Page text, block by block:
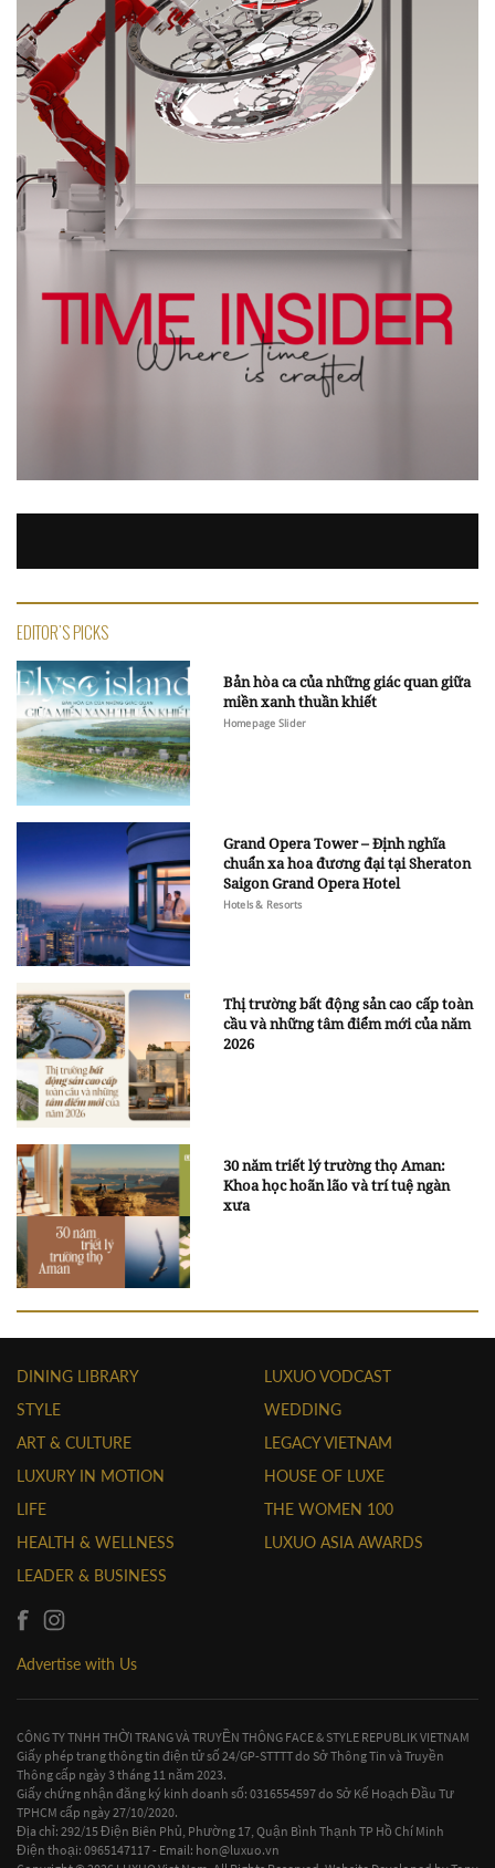
EDITOR'S PICKS
Bản hòa ca của những giác quan giữa
miền xanh thuần khiết
Homepage Slider
Grand Opera Tower – Định nghĩa
chuẩn xa hoa đương đại tại Sheraton
Saigon Grand Opera Hotel
Hotels & Resorts
Thị trường bất động sản cao cấp toàn
cầu và những tâm điểm mới của năm
2026
30 năm triết lý trường thọ Aman:
Khoa học hoãn lão và trí tuệ ngàn
xưa
DINING LIBRARY
STYLE
ART & CULTURE
LUXURY IN MOTION
LIFE
HEALTH & WELLNESS
LEADER & BUSINESS
LUXUO VODCAST
WEDDING
LEGACY VIETNAM
HOUSE OF LUXE
THE WOMEN 100
LUXUO ASIA AWARDS
Advertise with Us
CÔNG TY TNHH THỜI TRANG VÀ TRUYỀN THÔNG FACE & STYLE REPUBLIK VIETNAM
Giấy phép trang thông tin điện tử số 24/GP-STTTT do Sở Thông Tin và Truyền
Thông cấp ngày 3 tháng 11 năm 2023.
Giấy chứng nhận đăng ký kinh doanh số: 0316554597 do Sở Kế Hoạch Đầu Tư
TPHCM cấp ngày 27/10/2020.
Địa chỉ: 292/15 Điện Biên Phủ, Phường 17, Quận Bình Thạnh TP Hồ Chí Minh
Điện thoại: 0965147117 - Email: hon@luxuo.vn